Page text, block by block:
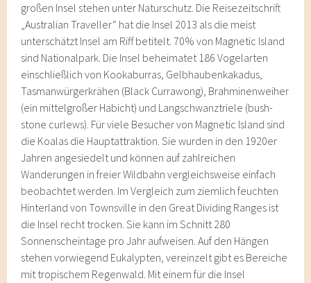
großen Insel stehen unter Naturschutz. Die Reisezeitschrift
„Australian Traveller“ hat die Insel 2013 als die meist
unterschätzt Insel am Riff betitelt. 70% von Magnetic Island
sind Nationalpark. Die Insel beheimatet 186 Vogelarten
einschließlich von Kookaburras, Gelbhaubenkakadus,
Tasmanwürgerkrähen (Black Currawong), Brahminenweiher
(ein mittelgroßer Habicht) und Langschwanztriele (bush-
stone curlews). Für viele Besucher von Magnetic Island sind
die Koalas die Hauptattraktion. Sie wurden in den 1920er
Jahren angesiedelt und können auf zahlreichen
Wanderungen in freier Wildbahn vergleichsweise einfach
beobachtet werden. Im Vergleich zum ziemlich feuchten
Hinterland von Townsville in den Great Dividing Ranges ist
die Insel recht trocken. Sie kann im Schnitt 280
Sonnenscheintage pro Jahr aufweisen. Auf den Hängen
stehen vorwiegend Eukalypten, vereinzelt gibt es Bereiche
mit tropischem Regenwald. Mit einem für die Insel